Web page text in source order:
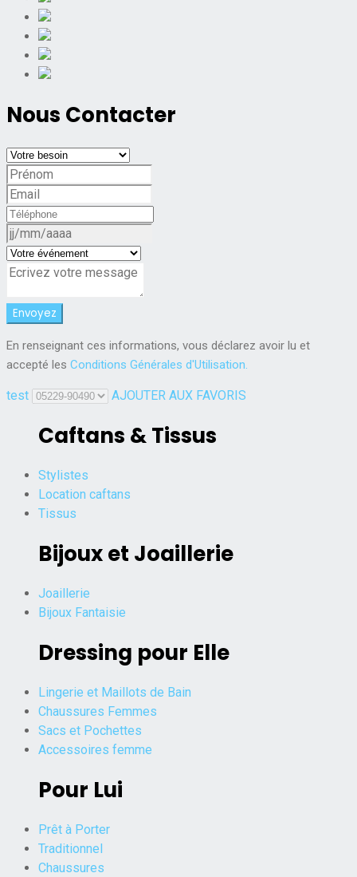
Nous Contacter
En renseignant ces informations, vous déclarez avoir lu et
accepté les Conditions Générales d'Utilisation.
test AJOUTER AUX FAVORIS
Caftans & Tissus
Stylistes
Location caftans
Tissus
Bijoux et Joaillerie
Joaillerie
Bijoux Fantaisie
Dressing pour Elle
Lingerie et Maillots de Bain
Chaussures Femmes
Sacs et Pochettes
Accessoires femme
Pour Lui
Prêt à Porter
Traditionnel
Chaussures